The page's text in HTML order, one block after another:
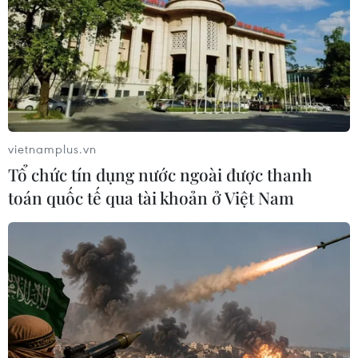
ASEAN Cup 2026 trên kênh nào?
03/08/2026 09:21
Xem thêm
CƠ QUAN CHỦ QUẢN: THÔNG TẤN XÃ VIỆT NAM
Tổng Biên tập: TRẦN TIẾN DUẨN
Phó Tổng Biên tập: NGUYỄN THỊ TÁM, KHÚC THANH
THỦY
Sở hữu trí tuệ
Quy định sử dụng
vietnamplus.vn
Tổ chức tín dụng nước ngoài được thanh
toán quốc tế qua tài khoản ở Việt Nam